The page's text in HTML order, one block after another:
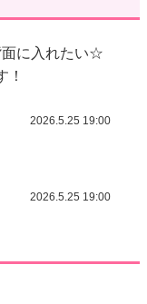
面に入れたい☆
！
2026.5.25 19:00
2026.5.25 19:00